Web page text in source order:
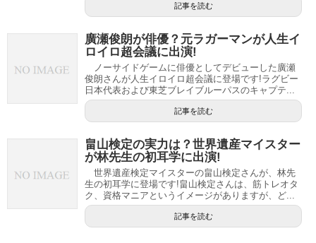
記事を読む
廣瀬俊朗が俳優？元ラガーマンが人生イ
ロイロ超会議に出演!
ノーサイドゲームに俳優としてデビューした廣瀬
俊朗さんが人生イロイロ超会議に登場です!ラグビー
日本代表および東芝ブレイブルーパスのキャプテ...
記事を読む
畠山検定の実力は？世界遺産マイスター
が林先生の初耳学に出演!
世界遺産検定マイスターの畠山検定さんが、林先
生の初耳学に登場です!畠山検定さんは、筋トレオタ
ク、資格マニアというイメージがありますが、ど...
記事を読む